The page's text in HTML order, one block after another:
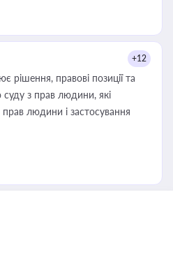
+12
рішення, правові позиції та
з прав людини, які
людини і застосування